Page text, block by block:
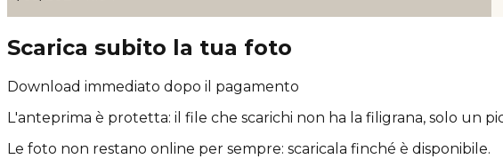
Scarica subito la tua foto
Download immediato dopo il pagamento
L'anteprima è protetta: il file che scarichi non ha la filigrana, solo un
Le foto non restano online per sempre: scaricala finché è disponibile.